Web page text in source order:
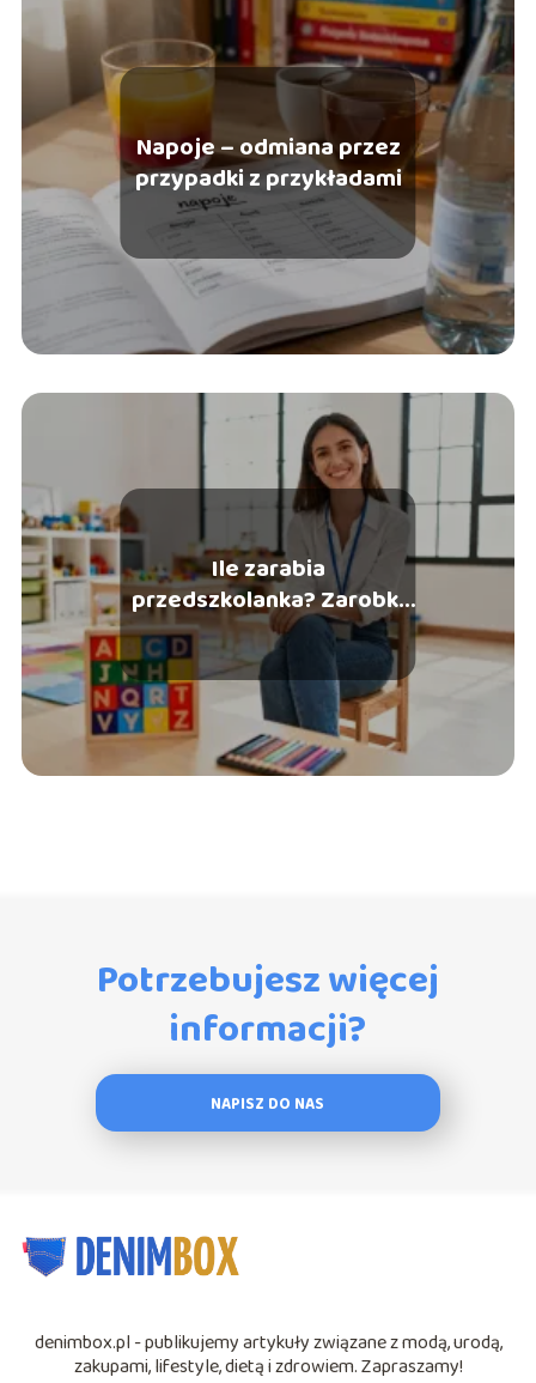
Napoje – odmiana przez
przypadki z przykładami
Ile zarabia
przedszkolanka? Zarobki
w zawodzie nauczyciela
Potrzebujesz więcej
informacji?
NAPISZ DO NAS
denimbox.pl - publikujemy artykuły związane z modą, urodą,
zakupami, lifestyle, dietą i zdrowiem. Zapraszamy!